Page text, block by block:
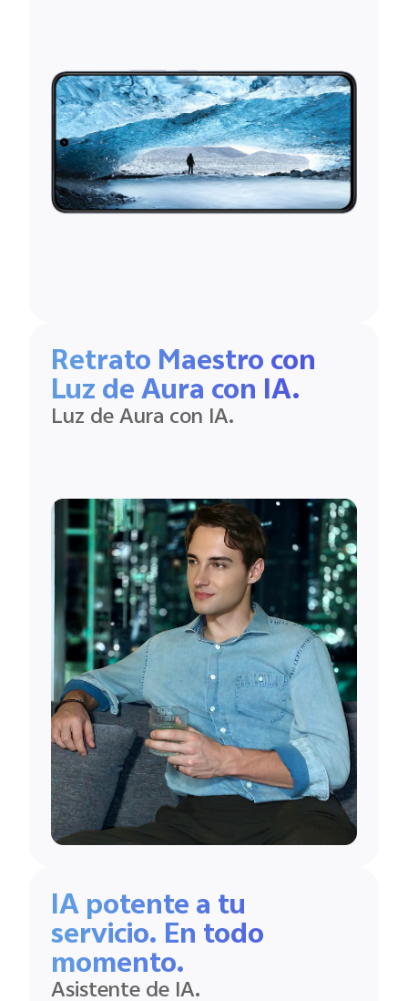
IA potente a tu
servicio. En todo
momento.
Asistente de IA.
Retrato Maestro con
Luz de Aura con IA.
Luz de Aura con IA.